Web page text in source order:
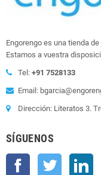
Engorengo es una tienda
Estamos a vuestra
Tel: +91 7528133
Email:
Dirección: Literatos 3.
SÍGUENOS
Facebook Twitter